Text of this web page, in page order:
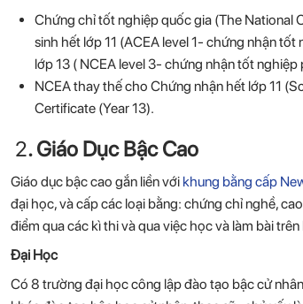
Chứng chỉ tốt nghiệp quốc gia (The National
sinh hết lớp 11 (ACEA level 1- chứng nhận
lớp 13 ( NCEA level 3- chứng nhận tốt
NCEA thay thế cho Chứng nhận hết lớp 11
Certificate (Year 13).
2. Giáo Dục Bậc Cao
Giáo dục bậc cao gắn liền với khung bằng cấp
đại học, và cấp các loại bằng: chứng chỉ nghề,
điểm qua các kì thi và qua việc học và làm bài trên
Đại Học
Có 8 trường đại học công lập đào tạo bậc cử